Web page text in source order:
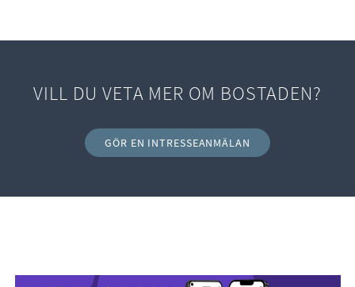
VILL DU VETA MER OM BOSTADEN?
GÖR EN INTRESSEANMÄLAN